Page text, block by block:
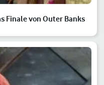
Finale von Outer Banks